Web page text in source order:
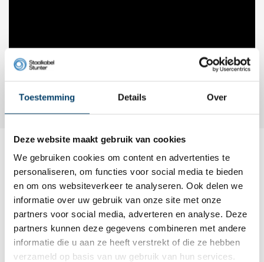
Toestemming Details Over
Deze website maakt gebruik van cookies
We gebruiken cookies om content en advertenties te
personaliseren, om functies voor social media te bieden
en om ons websiteverkeer te analyseren. Ook delen we
informatie over uw gebruik van onze site met onze
partners voor social media, adverteren en analyse. Deze
partners kunnen deze gegevens combineren met andere
informatie die u aan ze heeft verstrekt of die ze hebben
verzameld op basis van uw gebruik van hun services.
Dit wordt ‘m